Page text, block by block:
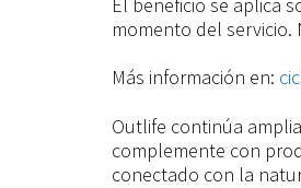
momento del
Más información en:
Outlife continúa
complemente con
conectado con la